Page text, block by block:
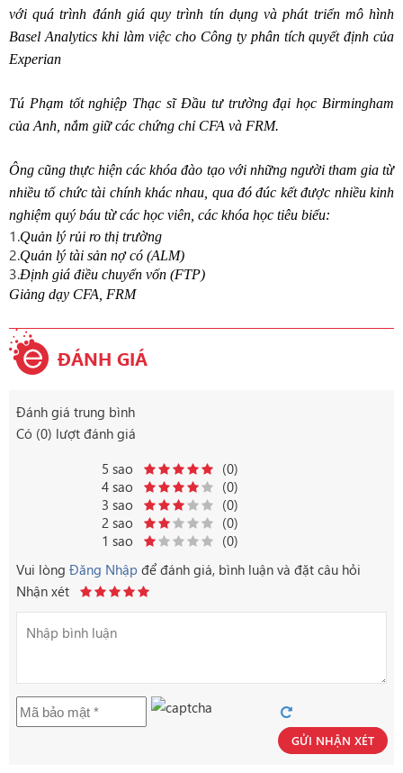
với quá trình đánh giá quy trình tín dụng và phát triển mô hình
Basel Analytics khi làm việc cho Công ty phân tích quyết định của
Experian
Tú Phạm tốt nghiệp Thạc sĩ Đầu tư trường đại học Birmingham
của Anh nắm giữ các chứng chỉCFA và FRM.
Ông cũng thực hiện các khóa đào tạo với những người tham gia từ
nhiều tổ chức tài chính khác nhau , quađó đúc kết được nhiều kinh
nghiệm quý báu từ các học viên các khóa học tiêu biểu:
1.Quản lý rủi ro thị trường
2.Quản lý tài sản nợ có (ALM)
3.Định giá điều chuyển vốn (FTP)
Giảng dạy CFA, FRM
ĐÁNH GIÁ
Đánh giá trung bình
Có (0) lượt đánh giá
5 sao
(0)
4 sao
(0)
3 sao
(0)
2 sao
(0)
1 sao
(0)
Vui lòng Đăng Nhập để đánh giá, bình luận và đặt câu hỏi
Nhận xét
GỬI NHẬN XÉT